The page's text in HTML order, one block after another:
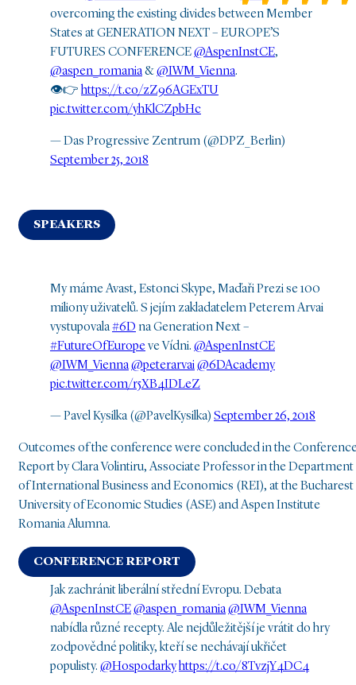
overcoming the existing divides between Member
States at GENERATION NEXT – EUROPE’S
FUTURES CONFERENCE@AspenInstCE,
@aspen_romania&@IWM_Vienna.
👁️👉 https://t.co/zZ96AGExTU
pic.twitter.com/yhKlCZpbHc
— Das Progressive Zentrum (@DPZ_Berlin)
September 25, 2018
SPEAKERS
My máme Avast, Estonci Skype, Maďaři Prezi se 100
miliony uživatelů. S jejím zakladatelem Peterem Arvai
vystupovala#6D na Generation Next –
#FutureOfEuropeve Vídni. @AspenInstCE
@IWM_Vienna@peterarvai@6DAcademy
pic.twitter.com/r5XB4IDLeZ
— Pavel Kysilka (@PavelKysilka) September 26, 2018
Outcomes of the conference were concluded in the
Report by Clara Volintiru, Associate Professor in the Department
of International Business and Economics (REI), at the Bucharest
University of Economic Studies (ASE) and Aspen Institute
Romania Alumna.
CONFERENCE REPORT
Jak zachránit liberální střední Evropu. Debata
@AspenInstCE@aspen_romania@IWM_Vienna
nabídla různé recepty. Ale nejdůležitější je vrátit do hry
zodpovědné politiky, kteří se nechávají ukřičet
populisty. @Hospodarkyhttps://t.co/8TvzjY4DC4